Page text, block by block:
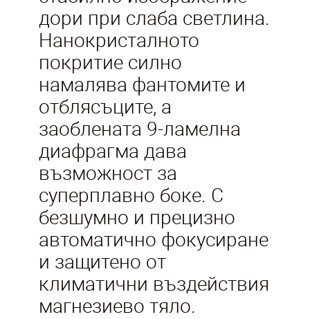
дори при слаба светлина.
Нанокристалното
покритие силно
намалява фантомите и
отблясъците, а
заоблената 9-ламелна
диафрагма дава
възможност за
суперплавно боке. С
безшумно и прецизно
автоматично фокусиране
и защитено от
климатични въздействия
магнезиево тяло.